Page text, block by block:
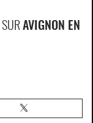
AVIGNON EN